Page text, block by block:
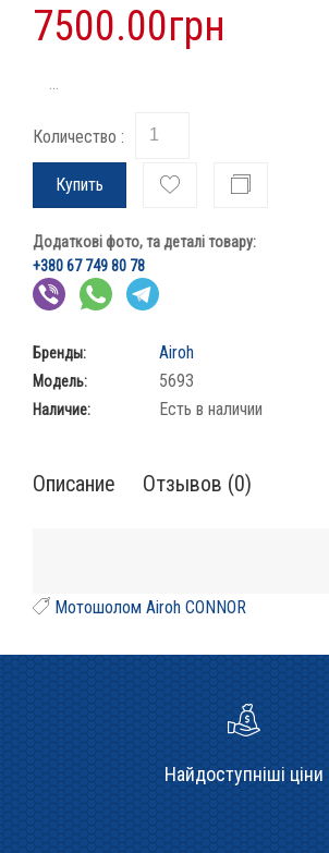
7500.00грн
...
Количество :
Купить
Додаткові фото, та деталі товару:
+380 67 749 80 78
Бренды: Airoh
Модель: 5693
Наличие: Есть в наличии
Описание Отзывов (0)
Мотошолом Airoh CONNOR
Найдоступніші ціни